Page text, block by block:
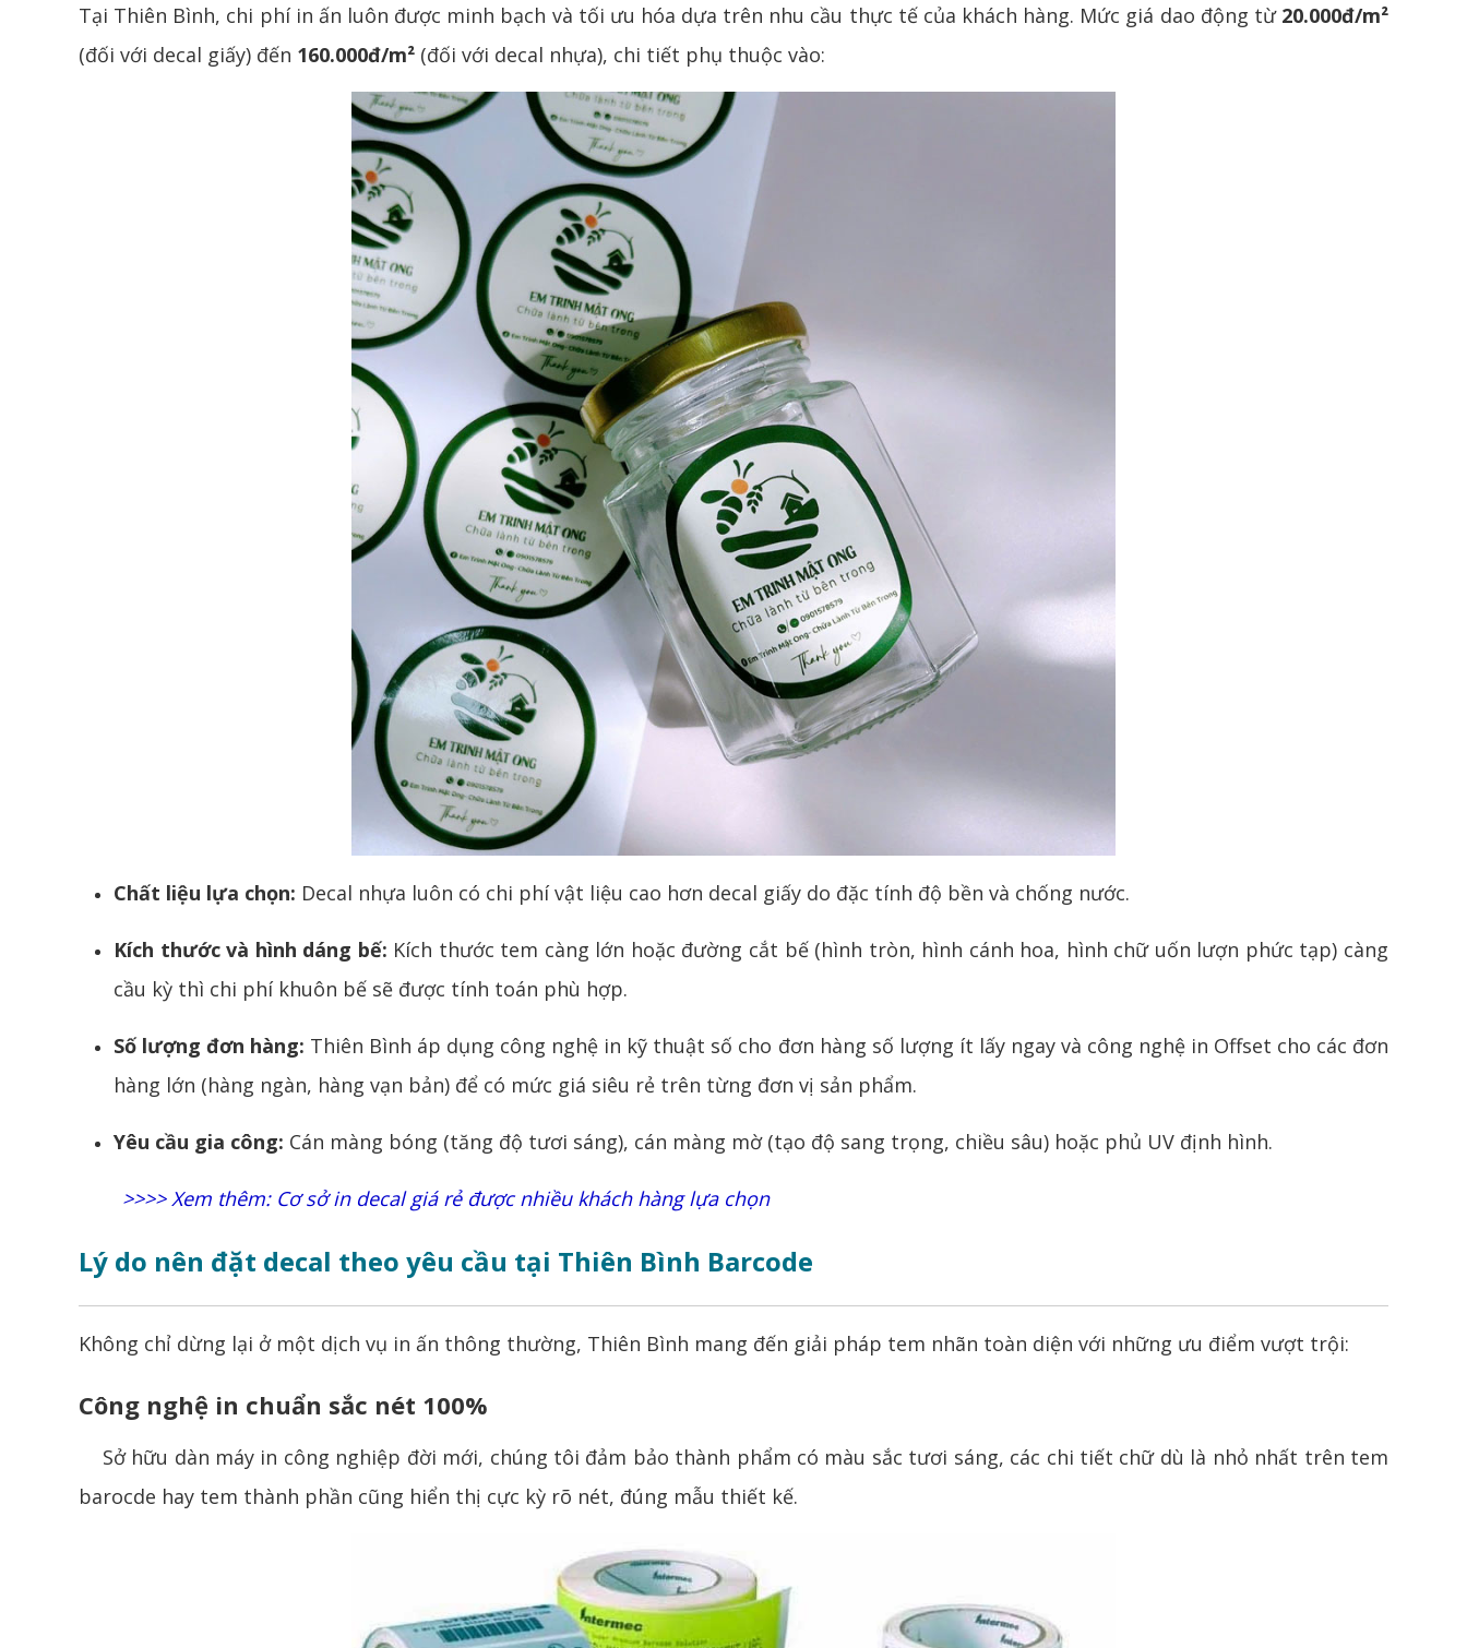
Tại Thiên Bình, chi phí in ấn luôn được minh bạch và tối ưu hóa dựa trên nhu cầu thực tế của khách hàng. Mức giá dao động từ 20.000đ/m²
(đối với decal giấy) đến 160.000đ/m² (đối với decal nhựa), chi tiết phụ thuộc vào:
Chất liệu lựa chọn: Decal nhựa luôn có chi phí vật liệu cao hơn decal giấy do đặc tính độ bền và chống nước.
Kích thước và hình dáng bế: Kích thước tem càng lớn hoặc đường cắt bế (hình tròn, hình cánh hoa, hình chữ uốn lượn phức tạp) càng
cầu kỳ thì chi phí khuôn bế sẽ được tính toán phù hợp.
Số lượng đơn hàng: Thiên Bình áp dụng công nghệ in kỹ thuật số cho đơn hàng số lượng ít lấy ngay và công nghệ in Offset cho các đơn
hàng lớn (hàng ngàn, hàng vạn bản) để có mức giá siêu rẻ trên từng đơn vị sản phẩm.
Yêu cầu gia công: Cán màng bóng (tăng độ tươi sáng), cán màng mờ (tạo độ sang trọng, chiều sâu) hoặc phủ UV định hình.
>>>> Xem thêm: Cơ sở in decal giá rẻ được nhiều khách hàng lựa chọn
Lý do nên đặt decal theo yêu cầu tại Thiên Bình Barcode
Không chỉ dừng lại ở một dịch vụ in ấn thông thường, Thiên Bình mang đến giải pháp tem nhãn toàn diện với những ưu điểm vượt trội:
Công nghệ in chuẩn sắc nét 100%
Sở hữu dàn máy in công nghiệp đời mới, chúng tôi đảm bảo thành phẩm có màu sắc tươi sáng, các chi tiết chữ dù là nhỏ nhất trên tem
barocde hay tem thành phần cũng hiển thị cực kỳ rõ nét, đúng mẫu thiết kế.